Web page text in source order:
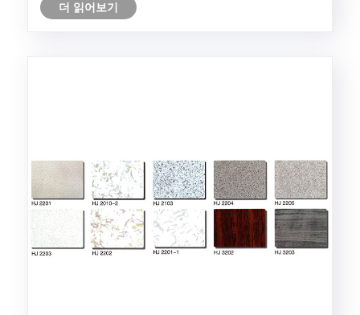
더 읽어보기